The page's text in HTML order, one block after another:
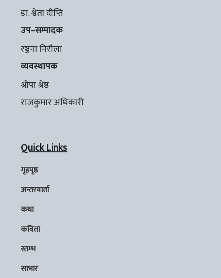
डा. श्वेता दीप्ति
उप–सम्पादक
रञ्जना निरौला
व्यवस्थापक
श्रीपा श्रेष्ठ
राजकुमार अधिकारी
Quick Links
गृहपृष्ठ
अन्तरवार्ता
कथा
कविता
स्तम्भ
साभार